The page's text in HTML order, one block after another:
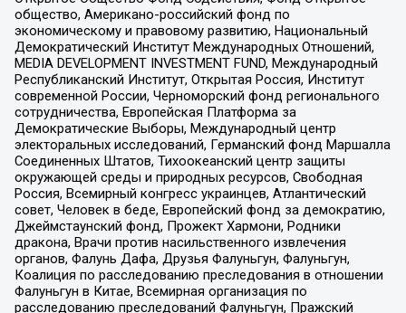
общество, Американо-российский фонд по
экономическому и правовому развитию, Национальный
Демократический Институт Международных Отношений,
MEDIA DEVELOPMENT INVESTMENT FUND, Международный
Республиканский Институт, Открытая Россия, Институт
современной России, Черноморский фонд регионального
сотрудничества, Европейская Платформа за
Демократические Выборы, Международный центр
электоральных исследований, Германский фонд Маршалла
Соединенных Штатов, Тихоокеанский центр защиты
окружающей среды и природных ресурсов, Свободная
Россия, Всемирный конгресс украинцев, Атлантический
совет, Человек в беде, Европейский фонд за демократию,
Джеймстаунский фонд, Прожект Хармони, Родники
дракона, Врачи против насильственного извлечения
органов, Фалунь Дафа, Друзья Фалуньгун, Фалуньгун,
Коалиция по расследованию преследования в отношении
Фалуньгун в Китае, Всемирная организация по
расследованию преследований Фалуньгун, Пражский